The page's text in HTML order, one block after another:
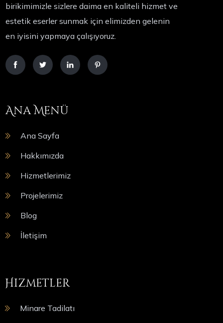
birikimimizle sizlere daima en kaliteli hizmet ve
estetik eserler sunmak için elimizden gelenin
en iyisini yapmaya çalışıyoruz.
Ana Menü
Ana Sayfa
Hakkımızda
Hizmetlerimiz
Projelerimiz
Blog
İletişim
Hizmetler
Minare Tadilatı